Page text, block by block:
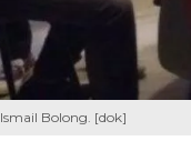
Ismail Bolong. [dok]